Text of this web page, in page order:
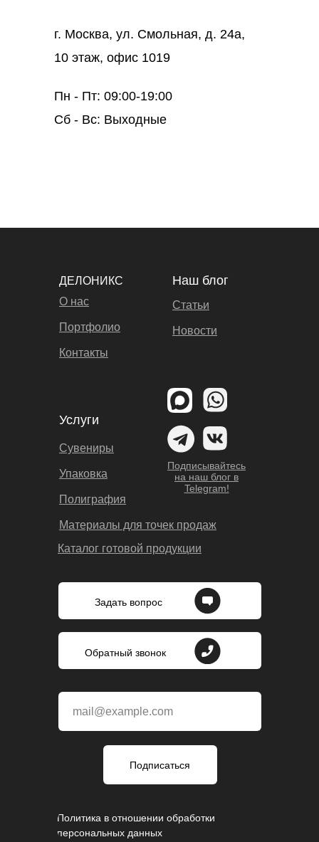
Пн - Пт: 09:00-19:00
Сб - Вс: Выходные
г. Москва, ул. Смольная, д. 24а,
10 этаж, офис 1019
ДЕЛОНИКС
Портфолио
О нас
Контакты
Наш блог
Статьи
Новости
Услуги
Сувениры
Упаковка
Полиграфия
Каталог готовой продукции
Задать вопрос
Обратный звонок
Подписывайтесь
на наш блог в
Telegram!
Политика в отношении обработки
персональных данных
mail@example.com
Подписаться
Материалы для точек продаж